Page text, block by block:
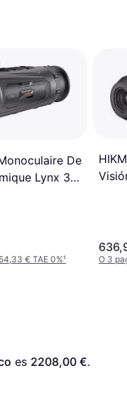
De
Lynx 3.0
€ TAE 0%¹ O 3
es 2208,00 €.